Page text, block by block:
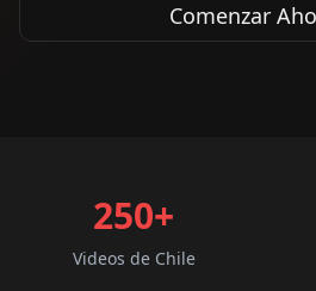
Comenzar
250+
Videos de Chile